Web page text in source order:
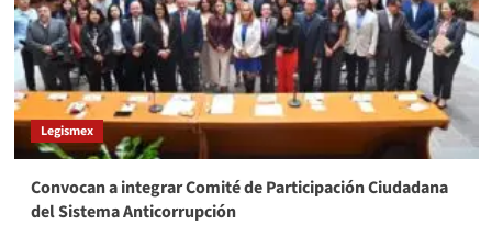
Legismex
Convocan a integrar Comité de Participación Ciudadana
del Sistema Anticorrupción